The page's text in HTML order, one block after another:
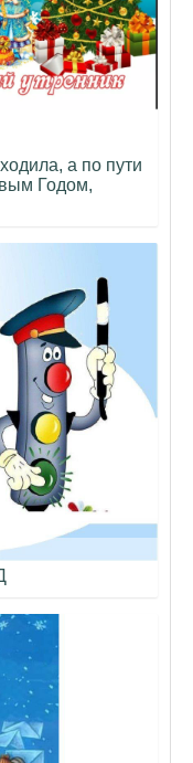
а по пути
Годом,